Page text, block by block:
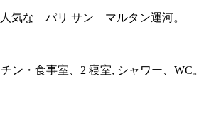
人気な パリ サン マルタン運河。
ン・食事室、2 寝室, シャワー、WC。